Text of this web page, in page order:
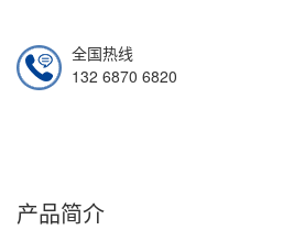
全国热线
132 6870 6820
产品简介